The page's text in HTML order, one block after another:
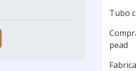
Tubo
pead